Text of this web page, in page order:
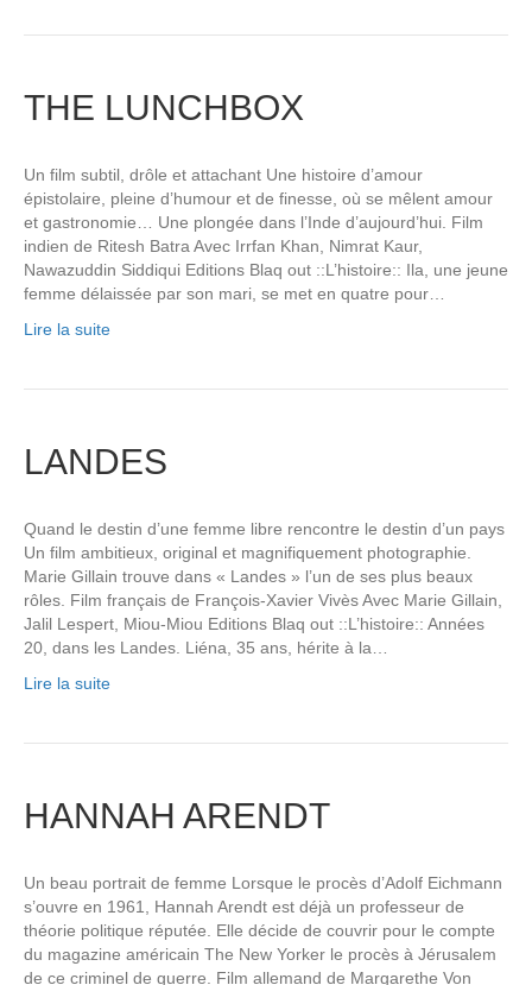
THE LUNCHBOX
Un film subtil, drôle et attachant Une histoire d’amour
épistolaire, pleine d’humour et de finesse, où se mêlent amour
et gastronomie… Une plongée dans l’Inde d’aujourd’hui. Film
indien de Ritesh Batra Avec Irrfan Khan, Nimrat Kaur,
Nawazuddin Siddiqui Editions Blaq out ::L’histoire:: Ila, une jeune
femme délaissée par son mari, se met en quatre pour…
Lire la suite
LANDES
Quand le destin d’une femme libre rencontre le destin d’un pays
Un film ambitieux, original et magnifiquement photographie.
Marie Gillain trouve dans « Landes » l’un de ses plus beaux
rôles. Film français de François-Xavier Vivès Avec Marie Gillain,
Jalil Lespert, Miou-Miou Editions Blaq out ::L’histoire:: Années
20, dans les Landes. Liéna, 35 ans, hérite à la…
Lire la suite
HANNAH ARENDT
Un beau portrait de femme Lorsque le procès d’Adolf Eichmann
s’ouvre en 1961, Hannah Arendt est déjà un professeur de
théorie politique réputée. Elle décide de couvrir pour le compte
du magazine américain The New Yorker le procès à Jérusalem
de ce criminel de guerre. Film allemand de Margarethe Von